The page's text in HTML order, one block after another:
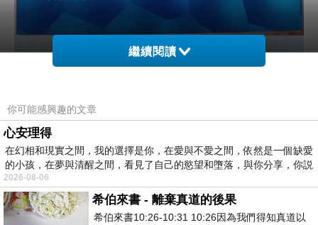
繼續閱讀
你可能感興趣的文章
心安理得
在幻相和現實之間，我的選擇是你，在愛與不愛之間，依然是一個缺愛
的小孩，在夢與清醒之間，看見了自己的慾望和墮落，與你分享，你説
2026-08-06
希伯來書 - 離棄真道的後果
希伯來書10:26-10:31 10:26因為我們得知真道以